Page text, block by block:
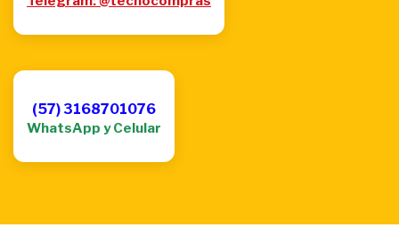
(57) 3168701076
WhatsApp y Celular